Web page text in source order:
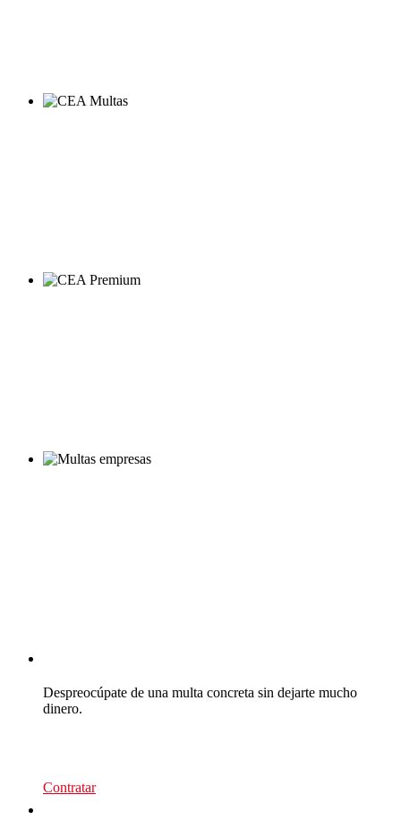
Despreocúpate de una multa concreta sin dejarte mucho
dinero.
Contratar